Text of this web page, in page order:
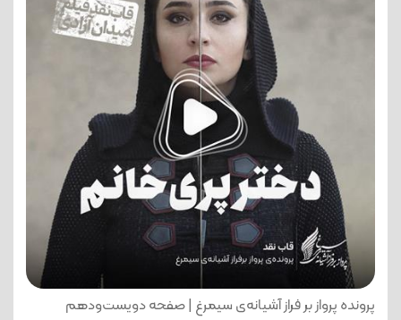
پرونده پرواز بر فراز آشیانه‌ی سیمرغ | صفحه دویست‌ودهم